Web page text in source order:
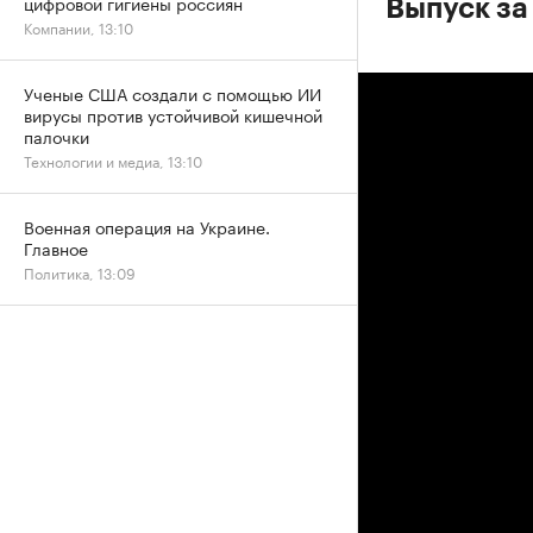
Выпуск
Компании, 13:10
Ученые США создали с помощью ИИ
вирусы против устойчивой кишечной
палочки
Технологии и медиа, 13:10
Военная операция на Украине.
Главное
Политика, 13:09